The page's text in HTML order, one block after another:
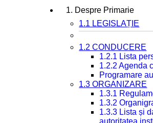
1. Despre Primarie
1.1 LEGISLAȚIE
1.2 CONDUCERE
1.2.1 Lista
1.2.2 Agenda
Programare
1.3 ORGANIZARE
1.3.1
1.3.2
1.3.3 Lista și
autoritatea